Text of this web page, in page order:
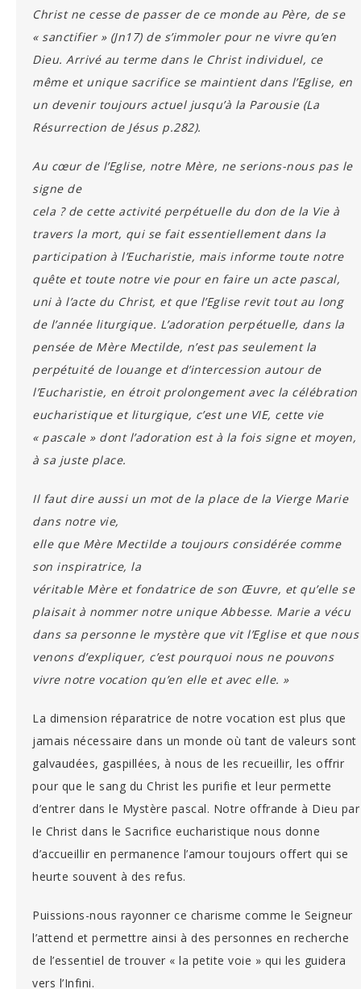
Christ ne cesse de passer de ce monde au Père, de se
« sanctifier » (Jn17) de s’immoler pour ne vivre qu’en
Dieu. Arrivé au terme dans le Christ individuel, ce
même et unique sacrifice se maintient dans l’Eglise, en
un devenir toujours actuel jusqu’à la Parousie (La
Résurrection de Jésus p.282).
Au cœur de l’Eglise, notre Mère, ne serions-nous pas le
signe de
cela ? de cette activité perpétuelle du don de la Vie à
travers la mort, qui se fait essentiellement dans la
participation à l’Eucharistie, mais informe toute notre
quête et toute notre vie pour en faire un acte pascal,
uni à l’acte du Christ, et que l’Eglise revit tout au long
de l’année liturgique. L’adoration perpétuelle, dans la
pensée de Mère Mectilde, n’est pas seulement la
perpétuité de louange et d’intercession autour de
l’Eucharistie, en étroit prolongement avec la célébration
eucharistique et liturgique, c’est une VIE, cette vie
« pascale » dont l’adoration est à la fois signe et moyen,
à sa juste place.
Il faut dire aussi un mot de la place de la Vierge Marie
dans notre vie,
elle que Mère Mectilde a toujours considérée comme
son inspiratrice, la
véritable Mère et fondatrice de son Œuvre, et qu’elle se
plaisait à nommer notre unique Abbesse. Marie a vécu
dans sa personne le mystère que vit l’Eglise et que nous
venons d’expliquer, c’est pourquoi nous ne pouvons
vivre notre vocation qu’en elle et avec elle. »
La dimension réparatrice de notre vocation est plus que
jamais nécessaire dans un monde où tant de valeurs sont
galvaudées, gaspillées, à nous de les recueillir, les offrir
pour que le sang du Christ les purifie et leur permette
d’entrer dans le Mystère pascal. Notre offrande à Dieu par
le Christ dans le Sacrifice eucharistique nous donne
d’accueillir en permanence l’amour toujours offert qui se
heurte souvent à des refus.
Puissions-nous rayonner ce charisme comme le Seigneur
l’attend et permettre ainsi à des personnes en recherche
de l’essentiel de trouver « la petite voie » qui les guidera
vers l’Infini.